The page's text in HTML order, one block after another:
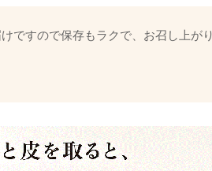
ですので保存もラクで、お召し上が